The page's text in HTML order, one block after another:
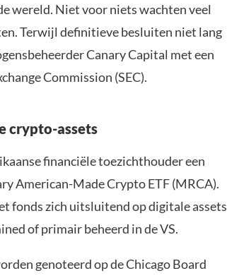
wereld. Niet voor niets wachten veel
Terwijl definitieve besluiten niet lang
Canary Capital met een
Commission (SEC).
crypto-assets
financiële toezichthouder een
American-Made Crypto ETF (MRCA).
fonds zich uitsluitend op digitale assets
of primair beheerd in de VS.
genoteerd op de Chicago Board